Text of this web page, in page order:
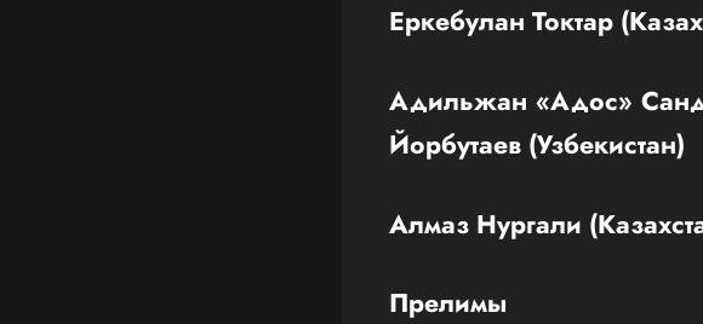
Еркебулан Токтар
Адильжан «Адос»
Йорбутаев (Узбекистан)
Алмаз Нургали
Прелимы